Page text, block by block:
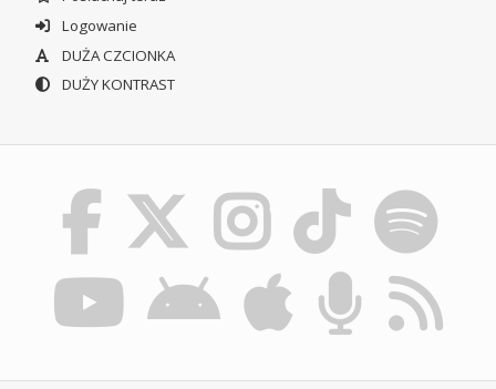
Logowanie
DUŻA CZCIONKA
DUŻY KONTRAST